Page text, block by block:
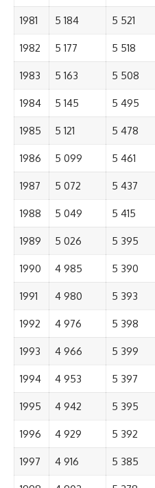
1981 5 184 5 521
1982 5 177 5 518
1983 5 163 5 508
1984 5 145 5 495
1985 5 121 5 478
1986 5 099 5 461
1987 5 072 5 437
1988 5 049 5 415
1989 5 026 5 395
1990 4 985 5 390
1991 4 980 5 393
1992 4 976 5 398
1993 4 966 5 399
1994 4 953 5 397
1995 4 942 5 395
1996 4 929 5 392
1997 4 916 5 385